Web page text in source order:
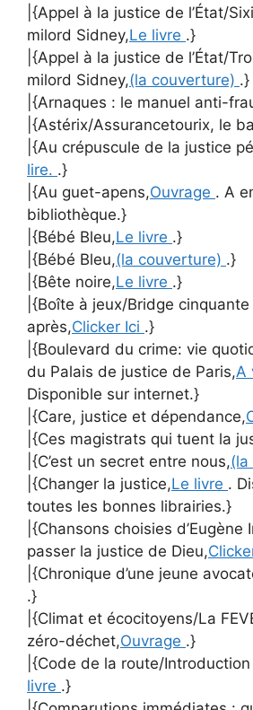
|{Appel à la justice de l’État/
milord Sidney,Le livre .}
|{Appel à la justice de l’État/
milord Sidney,(la couverture) .}
|{Arnaques : le manuel anti-
|{Astérix/Assurancetourix, le
|{Au crépuscule de la justice
lire. .}
|{Au guet-apens,Ouvrage . A
bibliothèque.}
|{Bébé Bleu,Le livre .}
|{Bébé Bleu,(la couverture) .}
|{Bête noire,Le livre .}
|{Boîte à jeux/Bridge cinquante
après,Clicker Ici .}
|{Boulevard du crime: vie
du Palais de justice de Paris,A
Disponible sur internet.}
|{Care, justice et dépendance,
|{Ces magistrats qui tuent la
|{C’est un secret entre nous,(la
|{Changer la justice,Le livre .
toutes les bonnes librairies.}
|{Chansons choisies
passer la justice de Dieu,
|{Chronique d’une jeune
.}
|{Climat et écocitoyens/La
zéro-déchet,Ouvrage .}
|{Code de la route/
livre .}